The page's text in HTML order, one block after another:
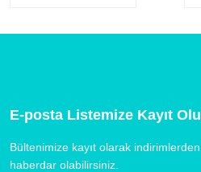
E-posta Listemize Kayıt
Bültenimize kayıt olarak
haberdar olabilirsiniz.